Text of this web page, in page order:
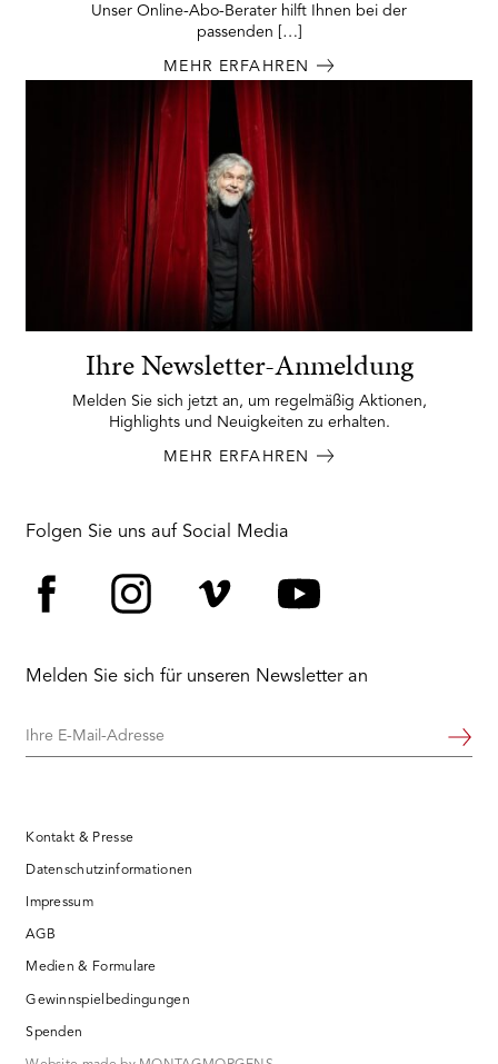
Unser Online-Abo-Berater hilft Ihnen bei der
passenden […]
MEHR ERFAHREN
Ihre Newsletter-Anmeldung
Melden Sie sich jetzt an, um regelmäßig Aktionen,
Highlights und Neuigkeiten zu erhalten.
MEHR ERFAHREN
Folgen Sie uns auf Social Media
Melden Sie sich für unseren Newsletter an
Ihre
Weiter
Kontakt & Presse
Datenschutzinformationen
Impressum
AGB
Medien & Formulare
Gewinnspielbedingungen
Spenden